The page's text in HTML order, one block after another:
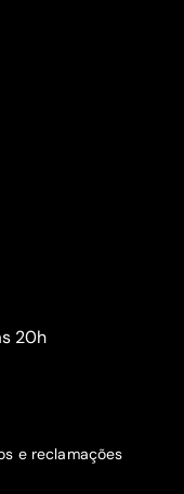
20h
e reclamações